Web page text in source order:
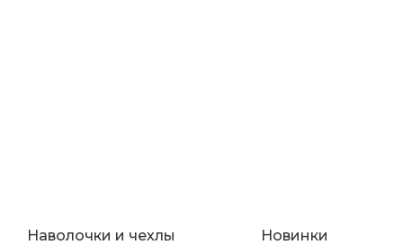
Наволочки и чехлы Новинки